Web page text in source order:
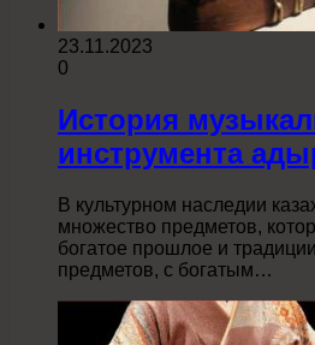
23.11.2023
0
История
инструмента
В культурном наследии
множество предметов,
богатое прошлое и
предметов, с богатым…